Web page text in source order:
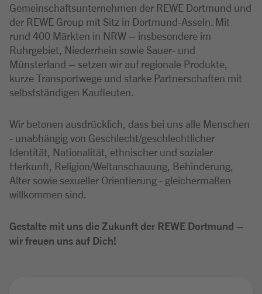
Gemeinschaftsunternehmen der REWE Dortmund und
der REWE Group mit Sitz in Dortmund-Asseln. Mit
rund 400 Märkten in NRW – insbesondere im
Ruhrgebiet, Niederrhein sowie Sauer- und
Münsterland – setzen wir auf regionale Produkte,
kurze Transportwege und starke Partnerschaften mit
selbstständigen Kaufleuten.
Wir betonen ausdrücklich, dass bei uns alle Menschen
- unabhängig von Geschlecht/geschlechtlicher
Identität, Nationalität, ethnischer und sozialer
Herkunft, Religion/Weltanschauung, Behinderung,
Alter sowie sexueller Orientierung - gleichermaßen
willkommen sind.
Gestalte mit uns die Zukunft der REWE Dortmund –
wir freuen uns auf Dich!